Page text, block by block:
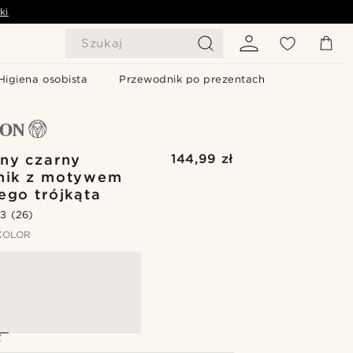
Szukaj
osobista Przewodnik po prezentach
czarny
z motywem
trójkąta
144,99 zł
(26)